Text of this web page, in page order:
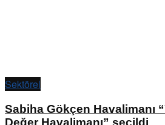
Sektörel
Sabiha Gökçen Havalimanı
Değer Havalimanı” seçildi